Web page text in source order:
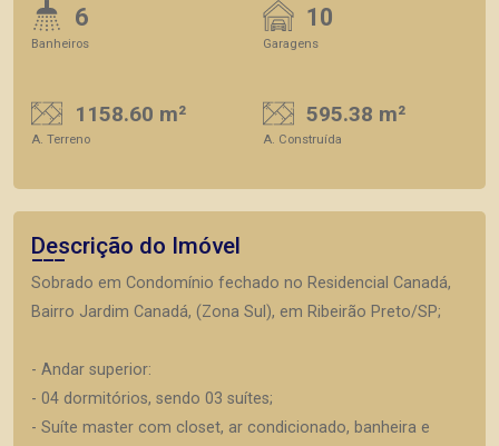
6
Banheiros
10
Garagens
1158.60 m²
A. Terreno
595.38 m²
A. Construída
Descrição do Imóvel
Sobrado em Condomínio fechado no Residencial Canadá,
Bairro Jardim Canadá, (Zona Sul), em Ribeirão Preto/SP;
- Andar superior:
- 04 dormitórios, sendo 03 suítes;
- Suíte master com closet, ar condicionado, banheira e